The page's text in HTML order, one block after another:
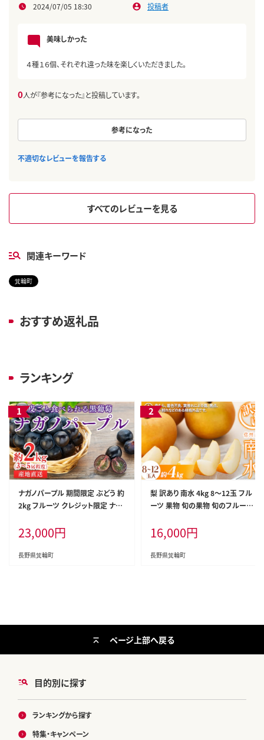
2024/07/05 18:30 投稿者
美味しかった
４種１６個、それぞれ違った味を楽しくいただきました。
0人が『参考になった』と投稿しています。
参考になった
不適切なレビューを報告する
すべてのレビューを見る
関連キーワード
箕輪町
おすすめ返礼品
ランキング
ナガノパープル 期間限定 ぶどう 約
2kg フルーツ クレジット限定 ナガ
23,000円
長野県箕輪町
梨 訳あり 南水 4kg 8～12玉 フル
ーツ 果物 旬の果物 旬のフルーツ
16,000円
長野県箕輪町
目的別に探す
ランキングから探す
特集・キャンペーン
ページ上部へ戻る